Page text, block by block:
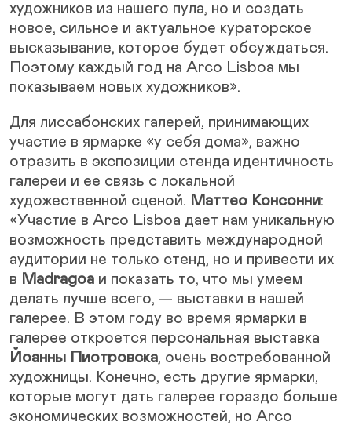
художников из нашего пула, но и создать
новое, сильное и актуальное кураторское
высказывание, которое будет обсуждаться.
Поэтому каждый год на Arco Lisboa мы
показываем новых художников».
Для лиссабонских галерей, принимающих
участие в ярмарке «у себя дома», важно
отразить в экспозиции стенда идентичность
галереи и ее связь с локальной
художественной сценой. Маттео Консонни:
«Участие в Arco Lisboa дает нам уникальную
возможность представить международной
аудитории не только стенд, но и привести их
в Madragoa и показать то, что мы умеем
делать лучше всего, — выставки в нашей
галерее. В этом году во время ярмарки в
галерее откроется персональная выставка
Йоанны Пиотровска, очень востребованной
художницы. Конечно, есть другие ярмарки,
которые могут дать галерее гораздо больше
экономических возможностей, но Arco